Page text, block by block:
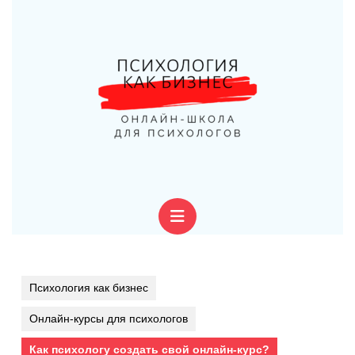
Кнопка
Психология как бизнес
Онлайн-курсы для психологов
Как психологу создать свой онлайн-курс?